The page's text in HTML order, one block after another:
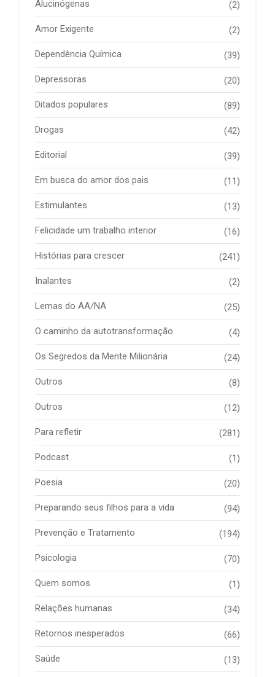
Alucinógenas (2)
Amor Exigente (2)
Dependência Química (39)
Depressoras (20)
Ditados populares (89)
Drogas (42)
Editorial (39)
Em busca do amor dos pais (11)
Estimulantes (13)
Felicidade um trabalho interior (16)
Histórias para crescer (241)
Inalantes (2)
Lemas do AA/NA (25)
O caminho da autotransformação (4)
Os Segredos da Mente Milionária (24)
Outros (8)
Outros (12)
Para refletir (281)
Podcast (1)
Poesia (20)
Preparando seus filhos para a vida (94)
Prevenção e Tratamento (194)
Psicologia (70)
Quem somos (1)
Relações humanas (34)
Retornos inesperados (66)
Saúde (13)